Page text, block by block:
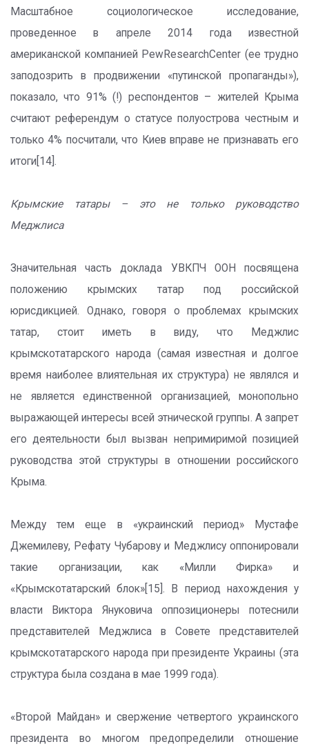
Масштабное социологическое исследование,
проведенное в апреле 2014 года известной
американской компанией PewResearchCenter (ее трудно
заподозрить в продвижении «путинской пропаганды»),
показало, что 91% (!) респондентов – жителей Крыма
считают референдум о статусе полуострова честным и
только 4% посчитали, что Киев вправе не признавать его
итоги[14].
Крымские татары – это не только руководство
Меджлиса
Значительная часть доклада УВКПЧ ООН посвящена
положению крымских татар под российской
юрисдикцией. Однако, говоря о проблемах крымских
татар, стоит иметь в виду, что Меджлис
крымскотатарского народа (самая известная и долгое
время наиболее влиятельная их структура) не являлся и
не является единственной организацией, монопольно
выражающей интересы всей этнической группы. А запрет
его деятельности был вызван непримиримой позицией
руководства этой структуры в отношении российского
Крыма.
Между тем еще в «украинский период» Мустафе
Джемилеву, Рефату Чубарову и Меджлису оппонировали
такие организации, как «Милли Фирка» и
«Крымскотатарский блок»[15]. В период нахождения у
власти Виктора Януковича оппозиционеры потеснили
представителей Меджлиса в Совете представителей
крымскотатарского народа при президенте Украины (эта
структура была создана в мае 1999 года).
«Второй Майдан» и свержение четвертого украинского
президента во многом предопределили отношение